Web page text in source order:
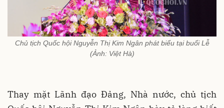
Chủ tịch Quốc hội Nguyễn Thị Kim Ngân phát biểu tại buổi Lễ
(Ảnh: Việt Hà)
Thay mặt Lãnh đạo Đảng, Nhà nước, chủ tịch